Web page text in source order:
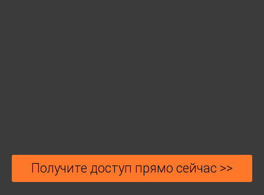
Получите доступ прямо сейчас >>